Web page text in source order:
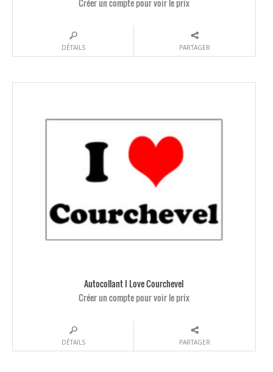
DÉTAILS PARTAGER
Autocollant I Love Courchevel
Créer un compte pour voir le prix
DÉTAILS PARTAGER